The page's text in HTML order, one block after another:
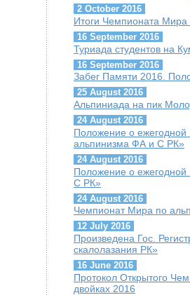
2 October 2016
Итоги Чемпионата Мира
16 September 2016
Туриада студентов на
16 September 2016
Забег Памяти 2016.
25 August 2016
Альпиниада на пик
24 August 2016
Положение о ежегодной
альпинизма ФА и С РК»
24 August 2016
Положение о
С РК»
24 August 2016
Чемпионат Мира по
12 July 2016
Произведена Гос.
скалолазания РК»
16 June 2016
Протокол Открытого
двойках 2016